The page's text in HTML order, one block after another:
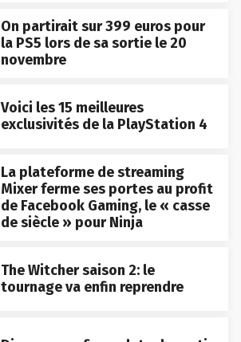
On partirait sur 399 euros pour
la PS5 lors de sa sortie le 20
novembre
Voici les 15 meilleures
exclusivités de la PlayStation 4
La plateforme de streaming
Mixer ferme ses portes au profit
de Facebook Gaming, le « casse
de siècle » pour Ninja
The Witcher saison 2: le
tournage va enfin reprendre